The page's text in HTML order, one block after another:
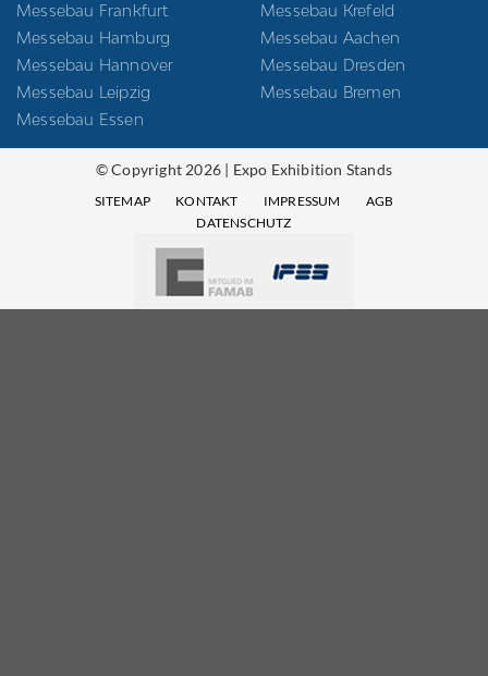
Messebau Frankfurt
Messebau Hamburg
Messebau Hannover
Messebau Leipzig
Messebau Essen
Messebau Krefeld
Messebau Aachen
Messebau Dresden
Messebau Bremen
© Copyright 2026 | Expo Exhibition Stands
SITEMAP KONTAKT IMPRESSUM
AGB
DATENSCHUTZ